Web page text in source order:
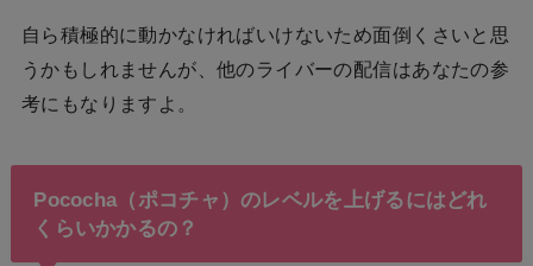
自ら積極的に動かなければいけないため面倒くさいと思
うかもしれませんが、他のライバーの配信はあなたの参
考にもなりますよ。
Pococha（ポコチャ）のレベルを上げるにはどれ
くらいかかるの？